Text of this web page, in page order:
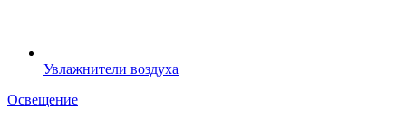
Увлажнители воздуха
Освещение